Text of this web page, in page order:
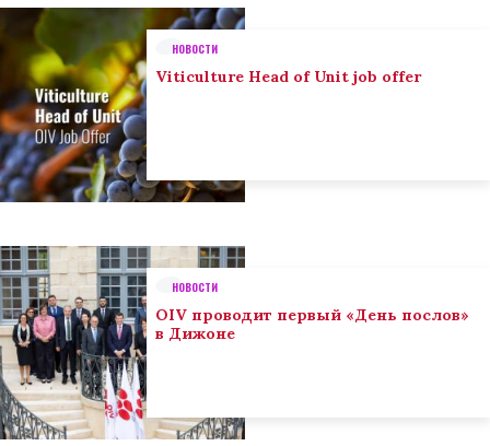
НОВОСТИ
Viticulture Head of Unit job offer
НОВОСТИ
OIV проводит первый «День послов»
в Дижоне